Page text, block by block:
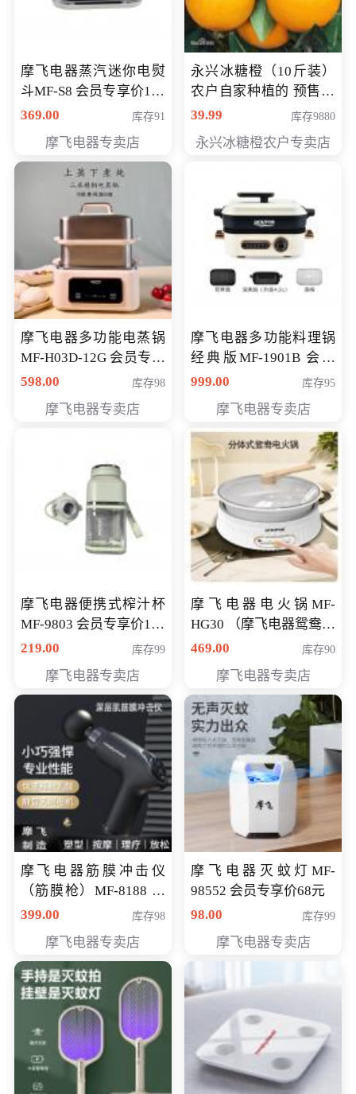
摩飞电器蒸汽迷你电熨
斗MF-S8 会员专享价168
元
369.00 库存91
摩飞电器专卖店
永兴冰糖橙（10斤装）
农户自家种植的 预售10
万斤 会员包邮专享价
39.99 库存9880
永兴冰糖橙农户专卖店
摩飞电器多功能电蒸锅
MF-H03D-12G 会员专享
价398元
598.00 库存98
摩飞电器专卖店
摩飞电器多功能料理锅
经典版MF-1901B 会员
专享价399元
999.00 库存95
摩飞电器专卖店
摩飞电器便携式榨汁杯
MF-9803 会员专享价138
元
219.00 库存99
摩飞电器专卖店
摩飞电器电火锅MF-
HG30 （摩飞电器鸳鸯锅
MF-HG30 ） 会员专享价
469.00 库存90
摩飞电器专卖店
摩飞电器筋膜冲击仪
（筋膜枪）MF-8188 会
员专享价268元
399.00 库存98
摩飞电器专卖店
摩飞电器灭蚊灯MF-
98552 会员专享价68元
98.00
库存99
摩飞电器专卖店